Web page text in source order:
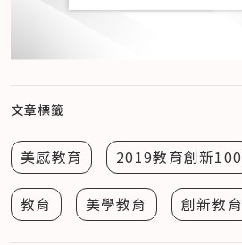
文章標籤
美感教育 2019教育創新100
教育 美學教育 創新教育